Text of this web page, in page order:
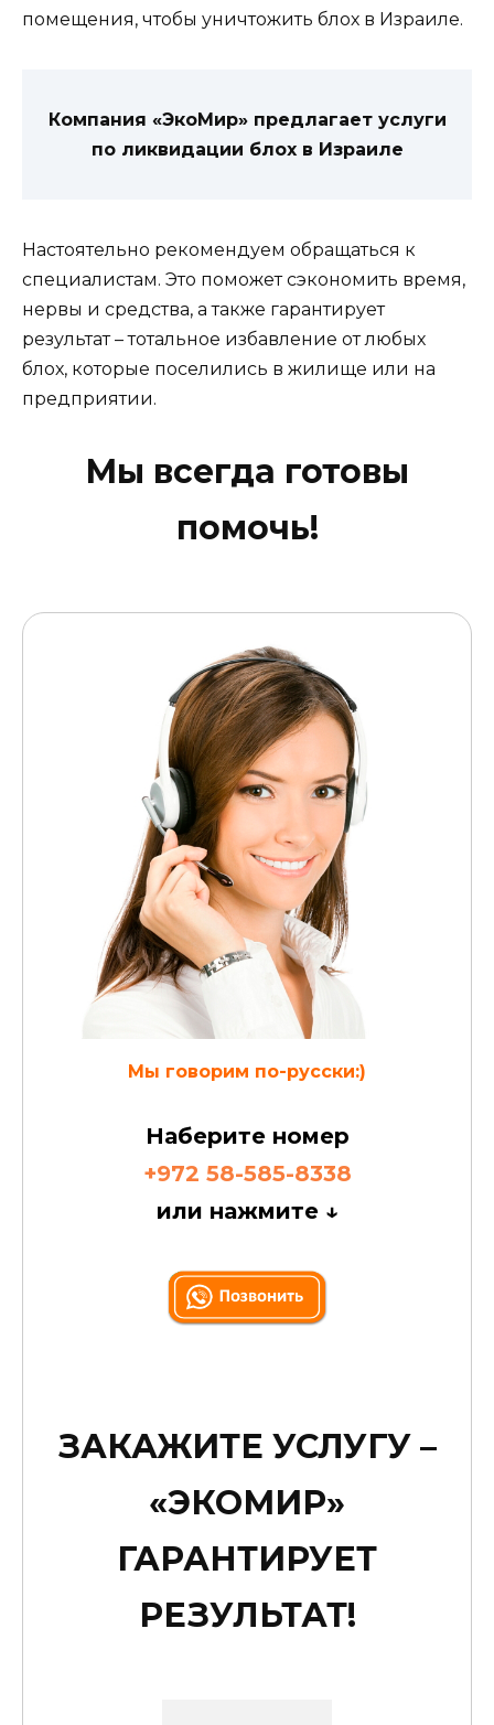
помещения, чтобы уничтожить блох в Израиле.
Компания «ЭкоМир» предлагает услуги
по ликвидации блох в Израиле
Настоятельно рекомендуем обращаться к
специалистам. Это поможет сэкономить время,
нервы и средства, а также гарантирует
результат – тотальное избавление от любых
блох, которые поселились в жилище или на
предприятии.
Мы всегда готовы
помочь!
Мы говорим по-русски:)
Наберите номер
+972 58-585-8338
или нажмите ↓
ЗАКАЖИТЕ УСЛУГУ –
«ЭКОМИР»
ГАРАНТИРУЕТ
РЕЗУЛЬТАТ!